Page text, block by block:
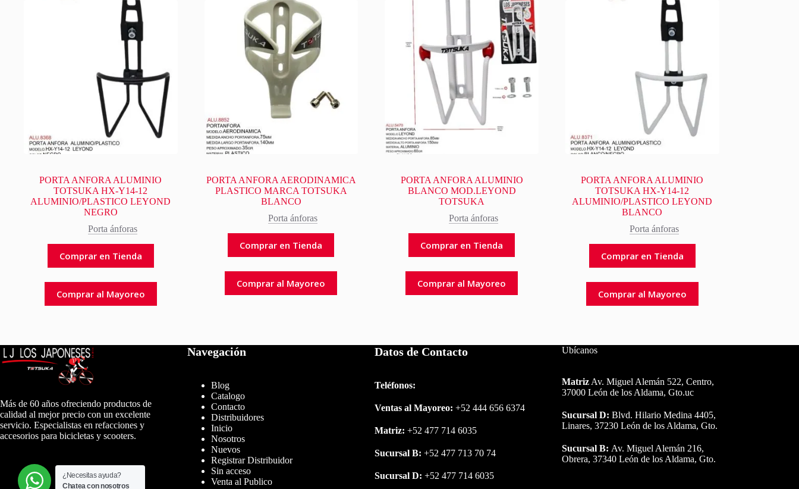
PORTA ANFORA ALUMINIO
TOTSUKA HX-Y14-12
ALUMINIO/PLASTICO LEYOND
NEGRO
Porta ánforas
Comprar en Tienda
Comprar al Mayoreo
PORTA ANFORA AERODINAMICA
PLASTICO MARCA TOTSUKA
BLANCO
Porta ánforas
Comprar en Tienda
Comprar al Mayoreo
PORTA ANFORA ALUMINIO
BLANCO MOD.LEYOND
TOTSUKA
Porta ánforas
Comprar en Tienda
Comprar al Mayoreo
PORTA ANFORA ALUMINIO
TOTSUKA HX-Y14-12
ALUMINIO/PLASTICO LEYOND
BLANCO
Porta ánforas
Comprar en Tienda
Comprar al Mayoreo
Más de 60 años ofreciendo productos de
calidad al mejor precio con un excelente
servicio. Especialistas en refacciones y
accesorios para bicicletas y scooters.
Navegación
Blog
Catalogo
Contacto
Distribuidores
Inicio
Nosotros
Nuevos
Registrar Distribuidor
Sin acceso
Venta al Publico
Datos de Contacto
Teléfonos:
Ventas al Mayoreo: +52 444 656 6374
Matriz: +52 477 714 6035
Sucursal B: +52 477 713 70 74
Sucursal D: +52 477 714 6035
Ubícanos
MatrizAv. Miguel Alemán 522, Centro,
37000 León de los Aldama, Gto.uc
Sucursal D: Blvd. Hilario Medina 4405,
Linares, 37230 León de los Aldama, Gto.
Sucursal B: Av. Miguel Alemán 216,
Obrera, 37340 León de los Aldama, Gto.
¿Necesitas ayuda?
Chatea con nosotros